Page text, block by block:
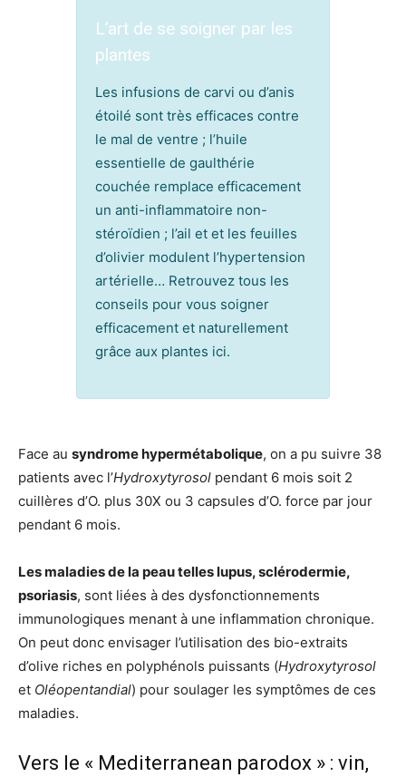
L’art de se soigner par les
plantes
Les infusions de carvi ou d’anis
étoilé sont très efficaces contre
le mal de ventre ; l’huile
essentielle de gaulthérie
couchée remplace efficacement
un anti-inflammatoire non-
stéroïdien ; l’ail et et les feuilles
d’olivier modulent l’hypertension
artérielle… Retrouvez tous les
conseils pour vous soigner
efficacement et naturellement
grâce aux plantes ici.
Face au syndrome hypermétabolique, on a pu suivre 38
patients avec l’Hydroxytyrosol pendant 6 mois soit 2
cuillères d’O. plus 30X ou 3 capsules d’O. force par jour
pendant 6 mois.
Les maladies de la peau telles lupus, sclérodermie,
psoriasis, sont liées à des dysfonctionnements
immunologiques menant à une inflammation chronique.
On peut donc envisager l’utilisation des bio-extraits
d’olive riches en polyphénols puissants (Hydroxytyrosol
et Oléopentandial) pour soulager les symptômes de ces
maladies.
Vers le « Mediterranean parodox » : vin,